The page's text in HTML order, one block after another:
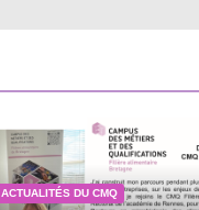
ACTUALITÉS DU CMQ